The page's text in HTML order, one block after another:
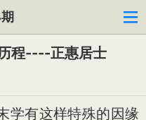
程----正惠居士
学有这样特殊的因缘